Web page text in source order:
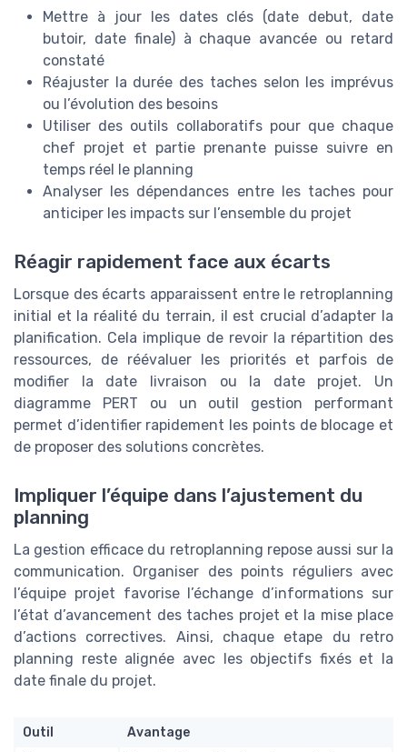
Mettre à jour les dates clés (date debut, date
butoir, date finale) à chaque avancée ou retard
constaté
Réajuster la durée des taches selon les imprévus
ou l’évolution des besoins
Utiliser des outils collaboratifs pour que chaque
chef projet et partie prenante puisse suivre en
temps réel le planning
Analyser les dépendances entre les taches pour
anticiper les impacts sur l’ensemble du projet
Réagir rapidement face aux écarts
Lorsque des écarts apparaissent entre le retroplanning
initial et la réalité du terrain, il est crucial d’adapter la
planification. Cela implique de revoir la répartition des
ressources, de réévaluer les priorités et parfois de
modifier la date livraison ou la date projet. Un
diagramme PERT ou un outil gestion performant
permet d’identifier rapidement les points de blocage et
de proposer des solutions concrètes.
Impliquer l’équipe dans l’ajustement du
planning
La gestion efficace du retroplanning repose aussi sur la
communication. Organiser des points réguliers avec
l’équipe projet favorise l’échange d’informations sur
l’état d’avancement des taches projet et la mise place
d’actions correctives. Ainsi, chaque etape du retro
planning reste alignée avec les objectifs fixés et la
date finale du projet.
Outil
Avantage